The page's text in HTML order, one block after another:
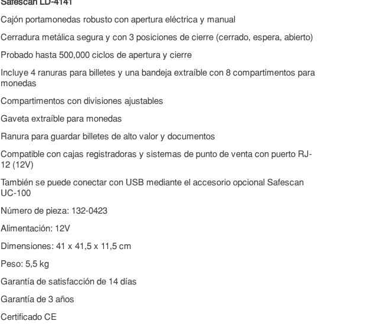
Safescan LD-4141
Cajón portamonedas robusto con apertura eléctrica y manual
Cerradura metálica segura y con 3 posiciones de cierre (cerrado, espera, abierto)
Probado hasta 500,000 ciclos de apertura y cierre
Incluye 4 ranuras para billetes y una bandeja extraíble con 8 compartimentos para
monedas
Compartimentos con divisiones ajustables
Gaveta extraíble para monedas
Ranura para guardar billetes de alto valor y documentos
Compatible con cajas registradoras y sistemas de punto de venta con puerto RJ-
12 (12V)
También se puede conectar con USB mediante el accesorio opcional Safescan
UC-100
Número de pieza: 132-0423
Alimentación: 12V
Dimensiones: 41 x 41,5 x 11,5 cm
Peso: 5,5 kg
Garantía de satisfacción de 14 días
Garantía de 3 años
Certificado CE